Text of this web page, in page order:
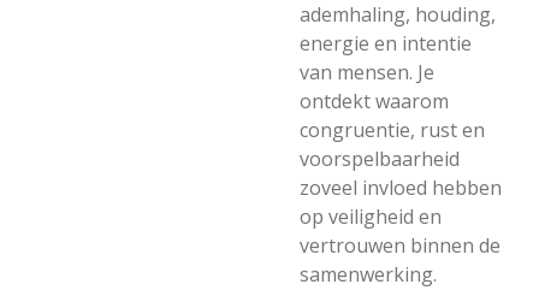
ademhaling, houding,
energie en intentie
van mensen. Je
ontdekt waarom
congruentie, rust en
voorspelbaarheid
zoveel invloed hebben
op veiligheid en
vertrouwen binnen de
samenwerking.